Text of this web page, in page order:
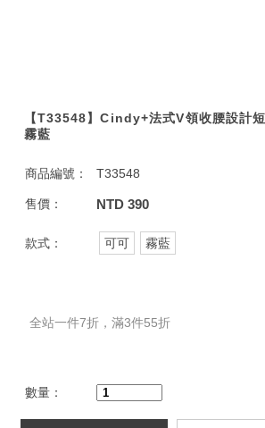
【T33548】Cindy+法式V領收腰設計
霧藍
商品編號： T33548
售價： NTD 390
款式： 可可 霧藍
全站一件7折，滿3件55折
數量：